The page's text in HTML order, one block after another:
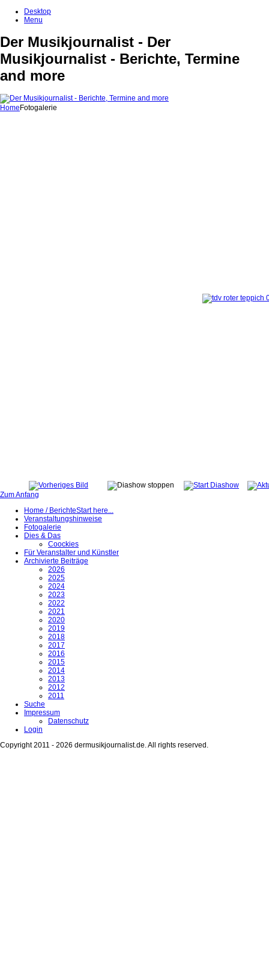
Desktop
Menu
Der Musikjournalist - Der
Musikjournalist - Berichte, Termine
and more
Home Fotogalerie
Zum Anfang
Home / BerichteStart here...
Veranstaltungshinweise
Fotogalerie
Dies & Das
Coockies
Für Veranstalter und Künstler
Archivierte Beiträge
2026
2025
2024
2023
2022
2021
2020
2019
2018
2017
2016
2015
2014
2013
2012
2011
Suche
Impressum
Datenschutz
Login
Copyright 2011 - 2026 dermusikjournalist.de. All rights reserved.